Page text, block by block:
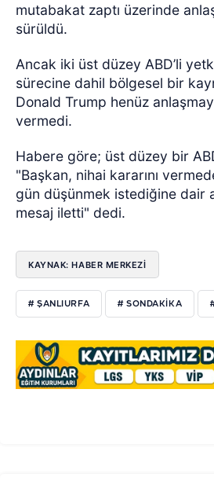
mutabakat zaptı üzerinde
sürüldü.
Ancak iki üst düzey ABD’li
sürecine dahil bölgesel bir
Donald Trump henüz
vermedi.
Habere göre; üst düzey bir
"Başkan, nihai kararını
gün düşünmek istediğine dair
mesaj iletti" dedi.
KAYNAK: HABER MERKEZİ
# ŞANLIURFA # SONDAKIKA